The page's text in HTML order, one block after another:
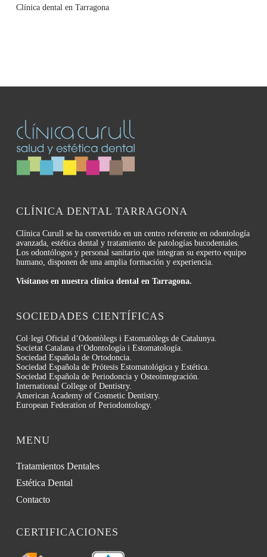
Clínica dental en Tarragona
CLÍNICA DENTAL TARRAGONA
Clínica Curull se ha convertido en un centro referente en odontología
avanzada, estética dental y tratamiento de patologías bucodentales.
Los odontólogos y personal sanitario que integran su experto equipo
humano, disponen de una amplia formación y experiencia.
Visítanos en nuestra clínica dental en Tarragona.
SOCIEDADES CIENTÍFICAS
Col·legi Oficial d’Odontòlegs i Estomatòlegs de Catalunya.
Societat Catalana d’Odontología i Estomatología.
Sociedad Española de Ortodoncia.
Sociedad Española de Prótesis Estomatológica y Estética.
Sociedad Española de Periodoncia y Osteointegración.
International College of Dentistry.
American Academy of Cosmetic Dentistry.
European Federation of Periodontology.
MENU
Tratamientos Dentales
Estética Dental
Contacto
CERTIFICACIONES